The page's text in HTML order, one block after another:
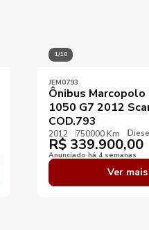
1/10
JEM0793
Ônibus Marcopolo
1050 G7 2012
COD.793
2012 750000 Km
R$ 339.900,00
Anunciado há 4 semanas
Ver mais